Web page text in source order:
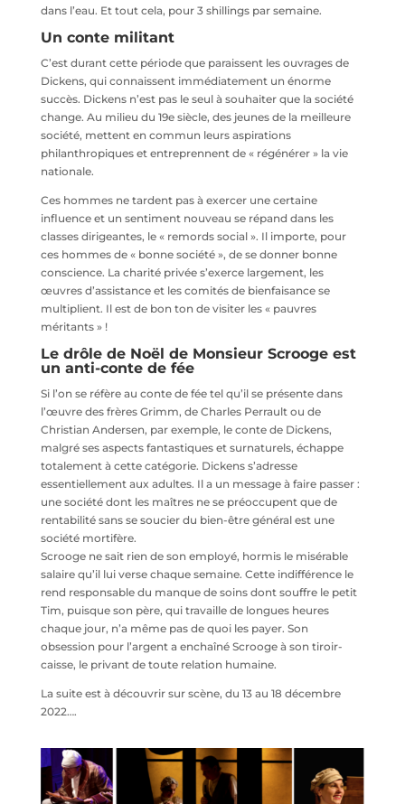
dans l’eau. Et tout cela, pour 3 shillings par semaine.
Un conte militant
C’est durant cette période que paraissent les ouvrages de
Dickens, qui connaissent immédiatement un énorme
succès. Dickens n’est pas le seul à souhaiter que la société
change. Au milieu du 19e siècle, des jeunes de la meilleure
société, mettent en commun leurs aspirations
philanthropiques et entreprennent de « régénérer » la vie
nationale.
Ces hommes ne tardent pas à exercer une certaine
influence et un sentiment nouveau se répand dans les
classes dirigeantes, le « remords social ». Il importe, pour
ces hommes de « bonne société », de se donner bonne
conscience. La charité privée s’exerce largement, les
œuvres d’assistance et les comités de bienfaisance se
multiplient. Il est de bon ton de visiter les « pauvres
méritants » !
Le drôle de Noël de Monsieur Scrooge est
un anti-conte de fée
Si l’on se réfère au conte de fée tel qu’il se présente dans
l’œuvre des frères Grimm, de Charles Perrault ou de
Christian Andersen, par exemple, le conte de Dickens,
malgré ses aspects fantastiques et surnaturels, échappe
totalement à cette catégorie. Dickens s’adresse
essentiellement aux adultes. Il a un message à faire passer :
une société dont les maîtres ne se préoccupent que de
rentabilité sans se soucier du bien-être général est une
société mortifère.
Scrooge ne sait rien de son employé, hormis le misérable
salaire qu’il lui verse chaque semaine. Cette indifférence le
rend responsable du manque de soins dont souffre le petit
Tim, puisque son père, qui travaille de longues heures
chaque jour, n’a même pas de quoi les payer. Son
obsession pour l’argent a enchaîné Scrooge à son tiroir-
caisse, le privant de toute relation humaine.
La suite est à découvrir sur scène, du 13 au 18 décembre
2022….